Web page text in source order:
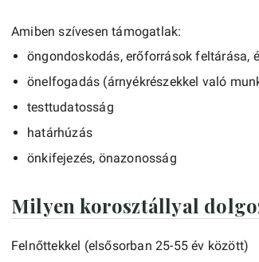
Amiben szívesen támogatlak:
öngondoskodás, erőforrások feltárása,
önelfogadás (árnyékrészekkel való
testtudatosság
határhúzás
önkifejezés, önazonosság
Milyen korosztállyal
Felnőttekkel (elsősorban 25-55 év között)